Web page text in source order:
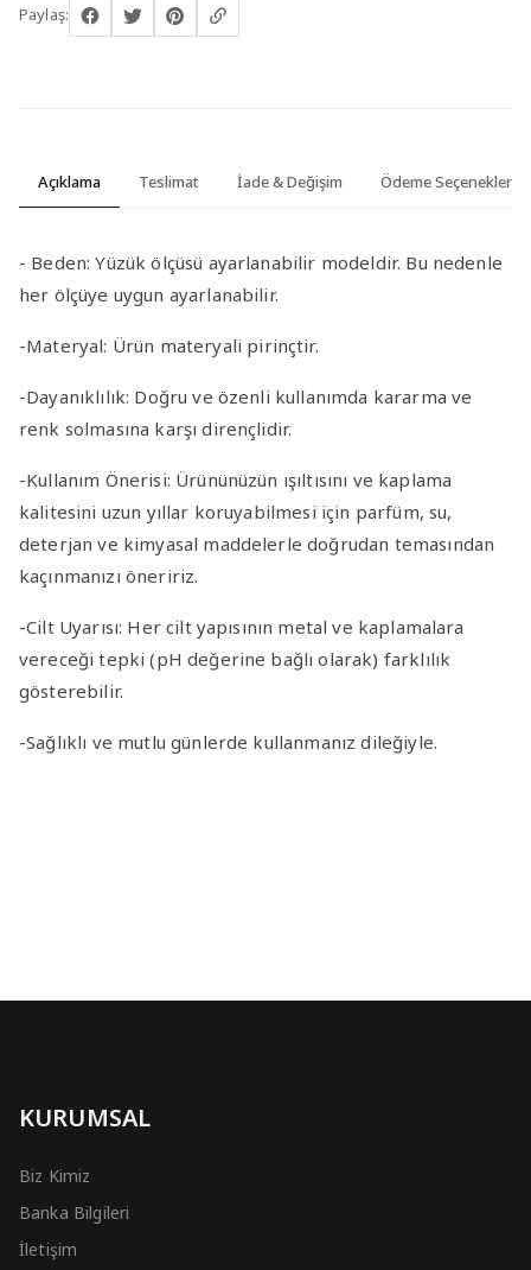
Paylaş:
Açıklama Teslimat İade & Değişim Ödeme Seçenekleri
- Beden:Yüzük ölçüsü ayarlanabilir modeldir. Bu nedenle
her ölçüye uygun ayarlanabilir.
-Materyal: Ürün materyali pirinçtir.
-Dayanıklılık: Doğru ve özenli kullanımda kararma ve
renk solmasına karşı dirençlidir.
-Kullanım Önerisi: Ürününüzün ışıltısını ve kaplama
kalitesini uzun yıllar koruyabilmesi için parfüm, su,
deterjan ve kimyasal maddelerle doğrudan temasından
kaçınmanızı öneririz.
-Cilt Uyarısı: Her cilt yapısının metal ve kaplamalara
vereceği tepki (pH değerine bağlı olarak) farklılık
gösterebilir.
-Sağlıklı ve mutlu günlerde kullanmanız dileğiyle.
KURUMSAL
Biz Kimiz
Banka Bilgileri
İletişim